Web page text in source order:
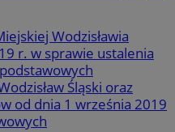
Wodzisławia
r. w sprawie ustalenia
Śląski oraz
od dnia 1 września 2019